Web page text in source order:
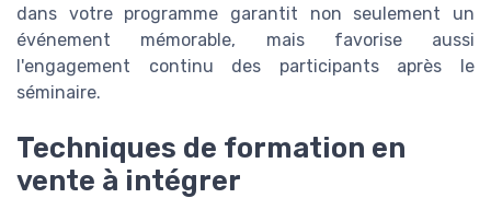
dans votre programme garantit non seulement un
événement mémorable, mais favorise aussi
l'engagement continu des participants après le
séminaire.
Techniques de formation en
vente à intégrer